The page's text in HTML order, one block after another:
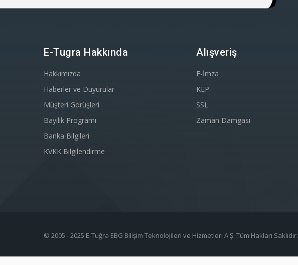
E-Tugra Hakkında
Hakkımızda
Haberler ve Duyurular
Müşteri Görüşleri
Bayilik Programı
Banka Bilgileri
KVKK Bilgilendirme
Alışveriş
E-İmza
KEP
SSL
Zaman Damgası
© 2005 - 2025 E-Tuğra EBG Bilişim Teknolojileri ve Hizmetleri A.Ş. Tüm Hakları Saklıdır.